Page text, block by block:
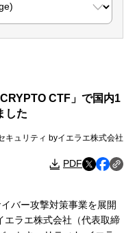
CTF」で国内1
した
キュリティ byイエラエ株式会社
PDF
バー攻撃対策事業を展開
エラエ株式会社（代表取締